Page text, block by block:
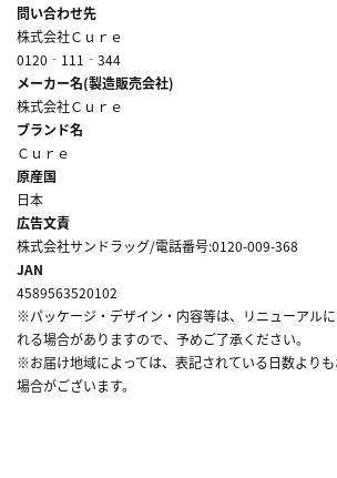
問い合わせ先
株式会社Ｃｕｒｅ
0120‐111‐344
メーカー名(製造販売会社)
株式会社Ｃｕｒｅ
ブランド名
Ｃｕｒｅ
原産国
日本
広告文責
株式会社サンドラッグ/電話番号:0120-009-368
JAN
4589563520102
※パッケージ・デザイン・内容等は、リニューアル
れる場合がありますので、予めご了承ください。
※お届け地域によっては、表記されている日数より
場合がございます。